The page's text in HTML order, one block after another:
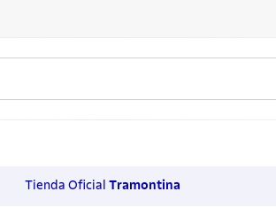
Tienda Oficial Tramontina